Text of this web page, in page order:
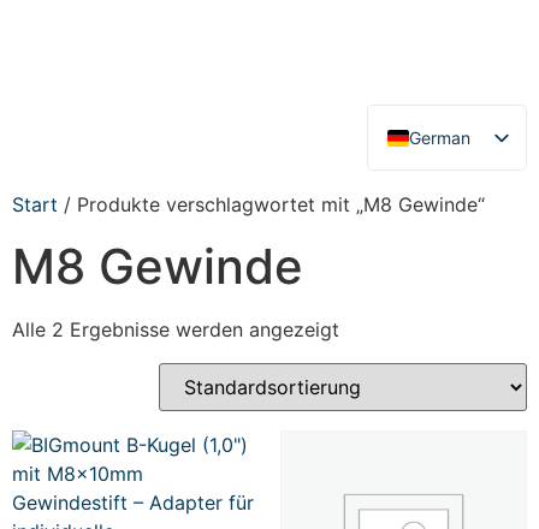
German
English
Start / Produkte verschlagwortet mit „M8 Gewinde“
M8 Gewinde
Alle 2 Ergebnisse werden angezeigt